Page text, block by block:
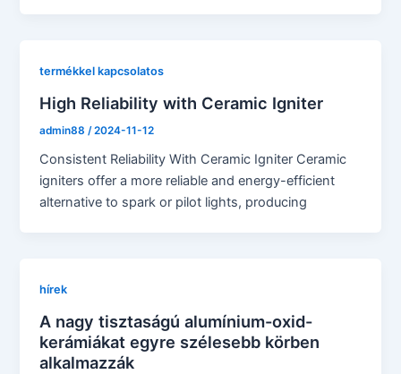
termékkel kapcsolatos
High Reliability with Ceramic Igniter
admin88 /2024-11-12
Consistent Reliability With Ceramic Igniter Ceramic
igniters offer a more reliable and energy-efficient
alternative to spark or pilot lights, producing
hírek
A nagy tisztaságú alumínium-oxid-
kerámiákat egyre szélesebb körben
alkalmazzák